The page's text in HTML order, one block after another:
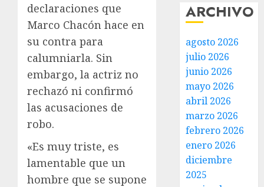
declaraciones que
Marco Chacón hace en
su contra para
calumniarla. Sin
embargo, la actriz no
rechazó ni confirmó
las acusaciones de
robo.
«Es muy triste, es
lamentable que un
hombre que se supone
ARCHIVO
agosto 2026
julio 2026
junio 2026
mayo 2026
abril 2026
marzo 2026
febrero 2026
enero 2026
diciembre
2025